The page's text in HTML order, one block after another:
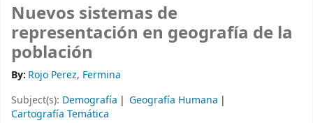
Nuevos sistemas de
representación en geografía de la
población
By: Rojo Perez, Fermina
Subject(s): Demografía
Geografía Humana
Cartografía Temática